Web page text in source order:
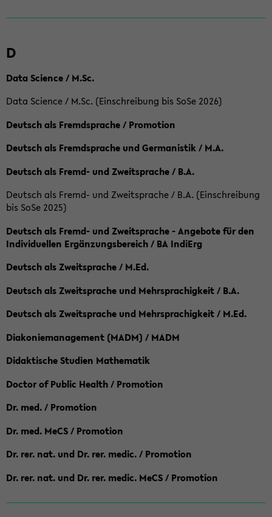
D
Data Science / M.Sc.
Data Science / M.Sc. (Einschreibung bis SoSe 2026)
Deutsch als Fremdsprache / Promotion
Deutsch als Fremdsprache und Germanistik / M.A.
Deutsch als Fremd- und Zweitsprache / B.A.
Deutsch als Fremd- und Zweitsprache / B.A. (Einschreibung
bis SoSe 2025)
Deutsch als Fremd- und Zweitsprache - Angebote für den
Individuellen Ergänzungsbereich / BA IndiErg
Deutsch als Zweitsprache / M.Ed.
Deutsch als Zweitsprache und Mehrsprachigkeit / B.A.
Deutsch als Zweitsprache und Mehrsprachigkeit / M.Ed.
Diakoniemanagement (MADM) / MADM
Didaktische Studien Mathematik
Doctor of Public Health / Promotion
Dr. med. / Promotion
Dr. med. MeCS / Promotion
Dr. rer. nat. und Dr. rer. medic. / Promotion
Dr. rer. nat. und Dr. rer. medic. MeCS / Promotion